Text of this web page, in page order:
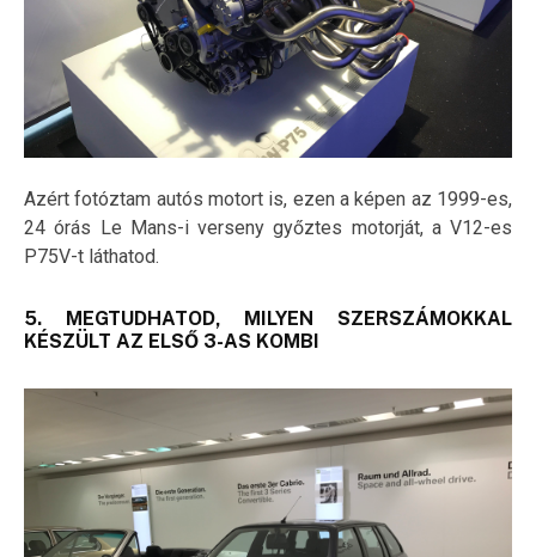
Azért fotóztam autós motort is, ezen a képen az 1999-es,
24 órás Le Mans-i verseny győztes motorját, a V12-es
P75V-t láthatod.
5. MEGTUDHATOD, MILYEN SZERSZÁMOKKAL
KÉSZÜLT AZ ELSŐ 3-AS KOMBI